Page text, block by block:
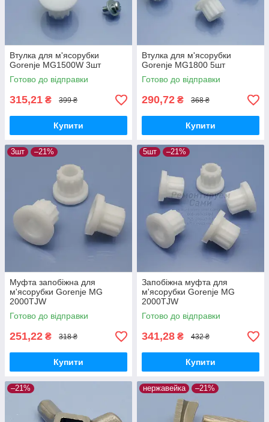
Втулка для м'ясорубки
Gorenje MG1500W 3шт
Готово до відправки
315,21 ₴ 399 ₴
Купити
Втулка для м'ясорубки
Gorenje MG1800 5шт
Готово до відправки
290,72 ₴ 368 ₴
Купити
3шт –21%
Муфта запобіжна для
м'ясорубки Gorenje MG
2000TJW
Готово до відправки
251,22 ₴ 318 ₴
Купити
5шт –21%
Запобіжна муфта для
м'ясорубки Gorenje MG
2000TJW
Готово до відправки
341,28 ₴ 432 ₴
Купити
–21% нержавейка –21%